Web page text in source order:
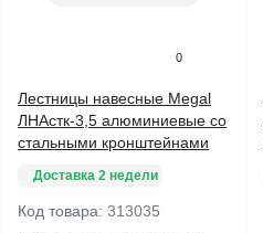
0
Лестницы навесные Megal
ЛНАстк-3,5 алюминиевые со
стальными кронштейнами
Доставка 2 недели
Код товара: 313035